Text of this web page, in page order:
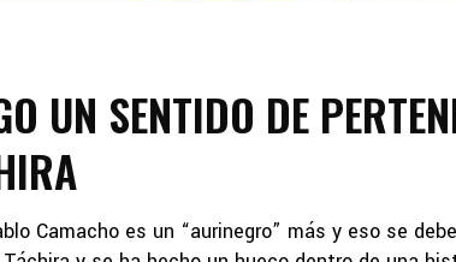
UN SENTIDO DE
Camacho es un “aurinegro” más y eso se